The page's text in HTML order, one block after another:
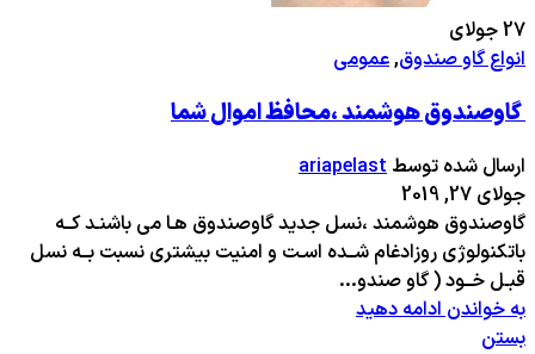
27جولای
انواع گاو صندوق,عمومی
گاوصندوق هوشمند ،محافظ اموال شما
ارسال شده توسط ariapelast
جولای 27, 2019
گاوصندوق هوشمند ،نسل جدید گاوصندوق هـا می باشنـد کــه
باتکنولوژی روزادغام شــده اسـت و امنیت بیشتری نسبت بــه نسل
قبـل خــود ( گاو صندو...
به خواندن ادامه دهید
بستن